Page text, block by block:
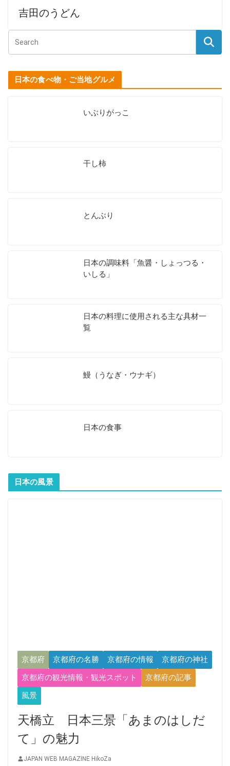
吉田のうどん
日本の食べ物・ご当地グルメ
いぶりがっこ
干し柿
とんぶり
日本の調味料「魚醤・しょっつる・
いしる」
日本の料理に使用される主な具材一
覧
鰻（うなぎ・ウナギ）
日本の食事
日本の風景
京都府 京都府の名勝 京都府の情報
京都府の神社
京都府の観光情報・観光スポット
京都府の記事
風景
天橋立 日本三景「あまのはしだ
て」の魅力
JAPAN WEB MAGAZINE HikoZa